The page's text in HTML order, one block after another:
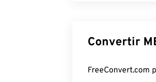
Convertir
FreeConvert.com